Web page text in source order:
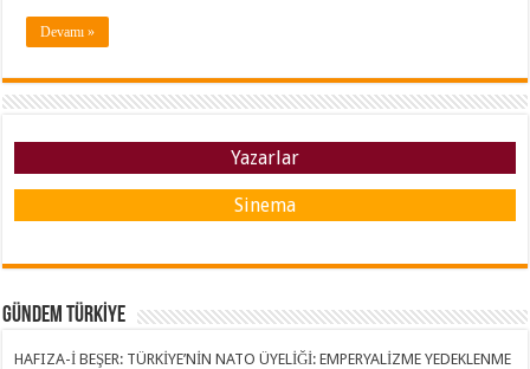
Devamı »
Yazarlar
Sinema
GÜNDEM TÜRKİYE
HAFIZA-İ BEŞER: TÜRKİYE’NİN NATO ÜYELİĞİ: EMPERYALİZME YEDEKLENME